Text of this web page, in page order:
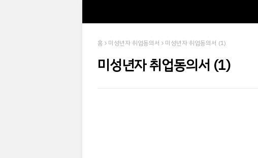
홈 미성년자 취업동의서 미성년자 취업동의서 (1)
미성년자 취업동의서 (1)